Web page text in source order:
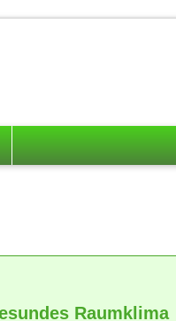
Raumklima